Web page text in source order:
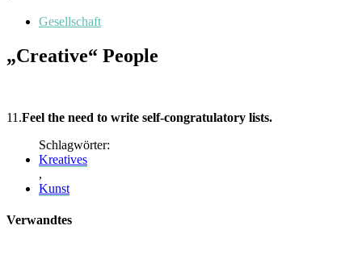
Gesellschaft
„Creative“ People
11.Feel the need to write self-congratulatory lists.
Schlagwörter:
Kreatives
,
Kunst
Verwandtes